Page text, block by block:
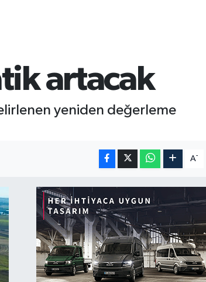
artacak
yeniden değerleme
A-